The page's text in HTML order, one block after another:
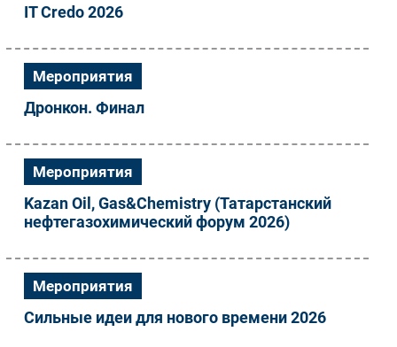
IT Credo 2026
Мероприятия
Дронкон. Финал
Мероприятия
Kazan Oil, Gas&Chemistry (Татарстанский
нефтегазохимический форум 2026)
Мероприятия
Сильные идеи для нового времени 2026